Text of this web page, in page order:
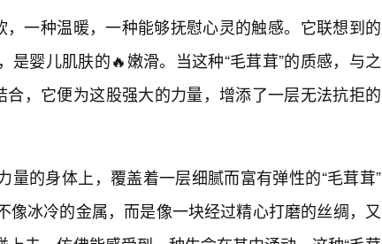
，一种温暖，一种能够抚慰心灵的触感。它联想到的
是婴儿肌肤的🔥嫩滑。当这种“毛茸茸”的质感，与之
合，它便为这股强大的力量，增添了一层无法抗拒的
量的身体上，覆盖着一层细腻而富有弹性的“毛茸茸”
像冰冷的金属，而是像一块经过精心打磨的丝绸，又